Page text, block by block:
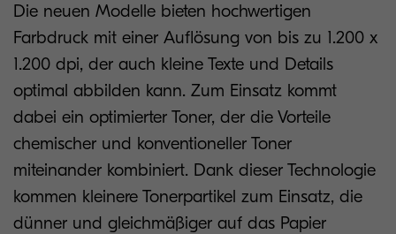
Die neuen Modelle bieten hochwertigen
Farbdruck mit einer Auflösung von bis zu 1.200 x
1.200 dpi, der auch kleine Texte und Details
optimal abbilden kann. Zum Einsatz kommt
dabei ein optimierter Toner, der die Vorteile
chemischer und konventioneller Toner
miteinander kombiniert. Dank dieser Technologie
kommen kleinere Tonerpartikel zum Einsatz, die
dünner und gleichmäßiger auf das Papier